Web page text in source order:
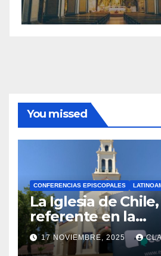
You missed
CONFERENCIAS EPISCOPALES
La Iglesia de
referente en la
transformación
gracias a
17 NOVIEMBRE, 2025